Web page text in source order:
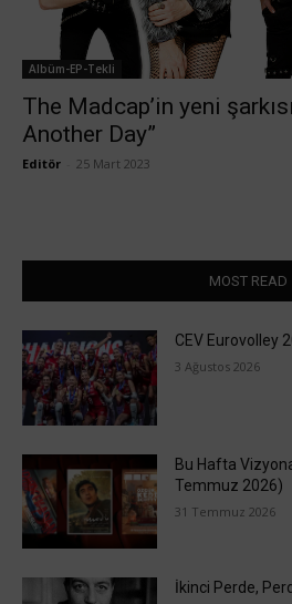
Albüm-EP-Tekli
The Madcap’in yeni
Another Day”
Editör 25 Mart 2023
MOST READ
CEV Eurovolley
3 Ağustos 2026
Bu Hafta
Temmuz 2026)
31 Temmuz 2026
İkinci Perde,